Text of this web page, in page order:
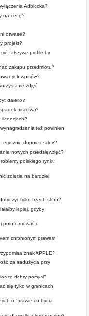
Adblocka?
na cenę?
otwarte?
projekt?
fałszywe profile by
zakupu przedmiotu?
wpisów?
zdjęć
daleko?
piractwa?
licencjach?
też powinien
etycznie dopuszczalne?
nowych przedsięwzięć?
polskiego rynku
zdjęcia na bardziej
tylko trzech stron?
lepiej, gdyby
poinformować o
chronionym prawem
znak APPLE?
za nadużycia przy
to dobry pomysł?
się tylko w granicach
o "prawie do bycia